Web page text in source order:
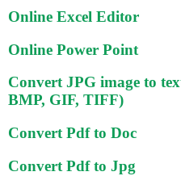
Online Excel Editor
Online Power Point
Convert JPG image to
BMP, GIF, TIFF)
Convert Pdf to Doc
Convert Pdf to Jpg